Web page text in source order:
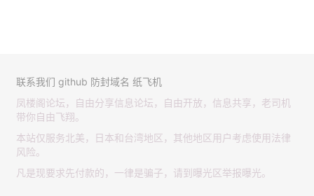
联系我们 github 防封域名 纸飞机
凤楼阁论坛，自由分享信息论坛，自由开放，信息共享，老司机
带你自由飞翔。
本站仅服务北美，日本和台湾地区，其他地区用户考虑使用法律
风险。
凡是现要求先付款的，一律是骗子，请到曝光区举报曝光。